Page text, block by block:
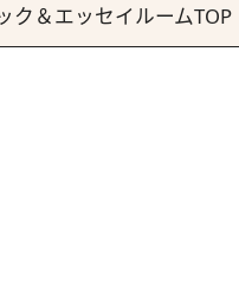
ク＆エッセイルームTOP